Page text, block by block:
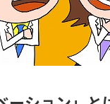
予備校
大学入学
内」の請
験上の
高等学校